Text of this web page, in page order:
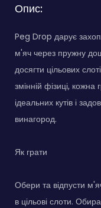
Опис:
Peg Drop дарує
м'яч через пружну
досягти цільових
змінній фізиці,
ідеальних кутів і
винагород.
Як грати
Обери та відпусти
в цільові слоти.